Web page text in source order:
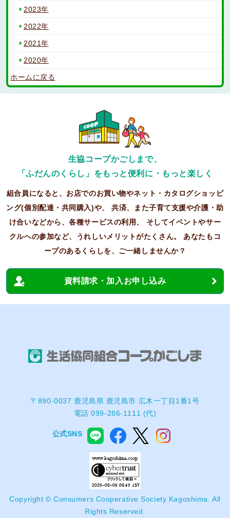
2023年
2022年
2021年
2020年
ホームに戻る
生協コープかごしまで、
「ふだんのくらし」をもっと便利に・もっと楽しく
組合員になると、お店でのお買い物やネット・カタログショッピ
ング(個別配達・共同購入)や、共済、また子育て支援や介護・助
け合いなどから、各種サービスの利用、
そしてイベントやサー
クルへの参加など、うれしいメリットがたくさん。
あなたもコ
ープのあるくらしを、ご一緒しませんか？
資料請求・加入お申し込み
〒890-0037 鹿児島県 鹿児島市 広木一丁目1番1号
電話 099-286-1111 (代)
公式SNS
Copyright © Consumers Cooperative Society Kagoshima. All
Rights Reserved.